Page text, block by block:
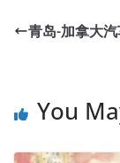
青岛-加拿大
You